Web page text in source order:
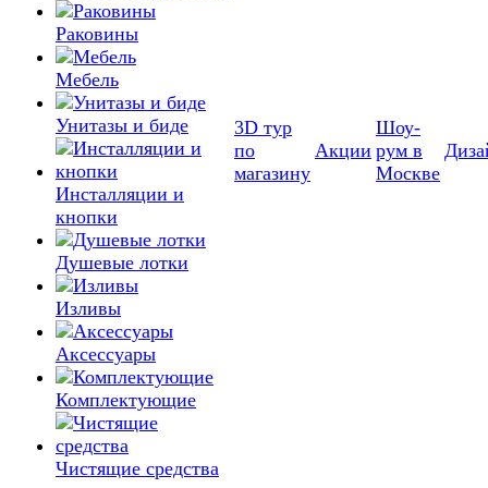
Раковины
Мебель
Унитазы и биде
Инсталляции и
кнопки
Душевые лотки
Изливы
Аксессуары
Комплектующие
Чистящие средства
3D тур
по
магазину
Акции
Шоу-
рум в
Москве